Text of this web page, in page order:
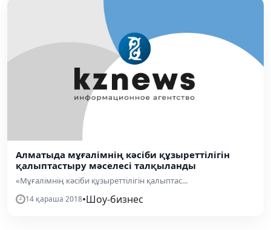
Алматыда мұғалімнің кәсіби құзыреттілігін
қалыптастыру мәселесі талқыланды
«Мұғалімнің кәсіби құзыреттілігін қалыптас...
14 қараша 2018•Шоу-бизнес